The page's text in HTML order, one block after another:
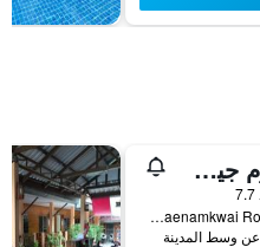
ماي هوم جيست هاوس
1/16-18 Maenamkwai Road, كانشانابوري, تايلاند